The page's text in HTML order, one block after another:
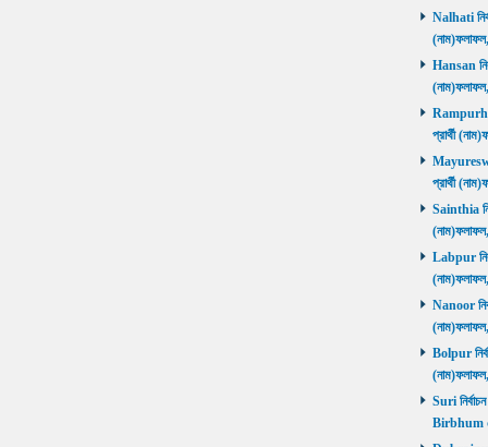
Nalhati
Hansan
Rampurhat
প্রার্থী
প্রার্থী
Sainthia
Labpur
Nanoor
Bolpur
Suri
Birbhum